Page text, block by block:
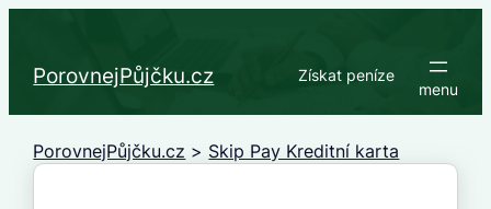
obsah
PorovnejPůjčku.cz Získat peníze
PorovnejPůjčku.cz > Skip Pay Kreditní karta